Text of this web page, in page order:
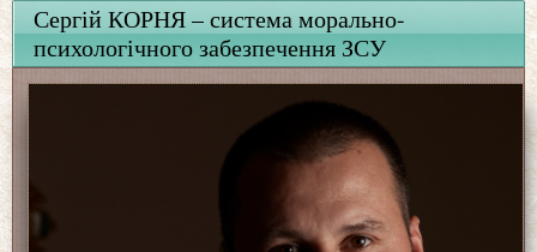
Сергій КОРНЯ – система морально-
психологічного забезпечення ЗСУ